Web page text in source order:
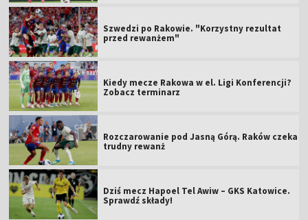
Szwedzi po Rakowie. "Korzystny rezultat
przed rewanżem"
Kiedy mecze Rakowa w el. Ligi Konferencji?
Zobacz terminarz
Rozczarowanie pod Jasną Górą. Raków czeka
trudny rewanż
Dziś mecz Hapoel Tel Awiw – GKS Katowice.
Sprawdź składy!